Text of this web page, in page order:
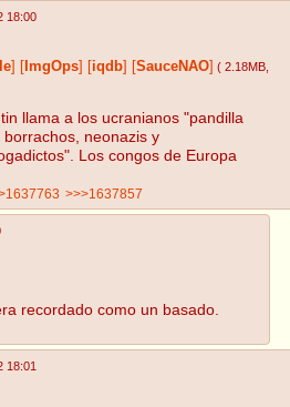
18:00
ImgOps iqdb SauceNAO ( 2.18MB
llama a los ucranianos "pandilla
borrachos, neonazis y
Los congos de Europa
>>>1637857
recordado como un basado.
18:01